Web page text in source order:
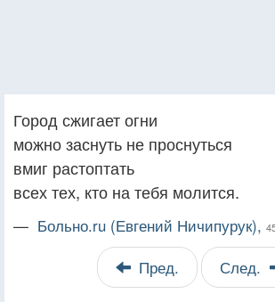
Город сжигает огни
можно заснуть не проснуться
вмиг растоптать
всех тех, кто на тебя молится.
— Больно.ru (Евгений Ничипурук),
Пред. След.